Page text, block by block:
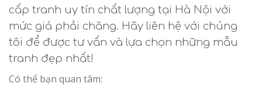
cấp tranh uy tín chất lượng tại Hà Nội với
mức giá phải chăng. Hãy liên hệ với chúng
tôi để được tư vấn và lựa chọn những mẫu
tranh đẹp nhất!
Có thể bạn quan tâm: